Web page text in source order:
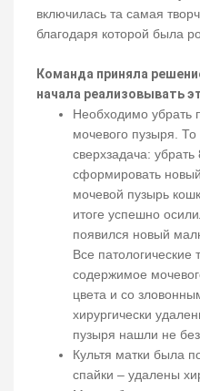
включилась та самая
благодаря которой была
Команда приняла
начала реализовывать
Необходимо убрать
мочевого пузыря. То
сверхзадача:
сформировать
мочевой пузырь
итоге успешно
появился новый
Все патологические
содержимое
цвета и со
хирургически
пузыря нашли не
Культя матки была
спайки – удалены